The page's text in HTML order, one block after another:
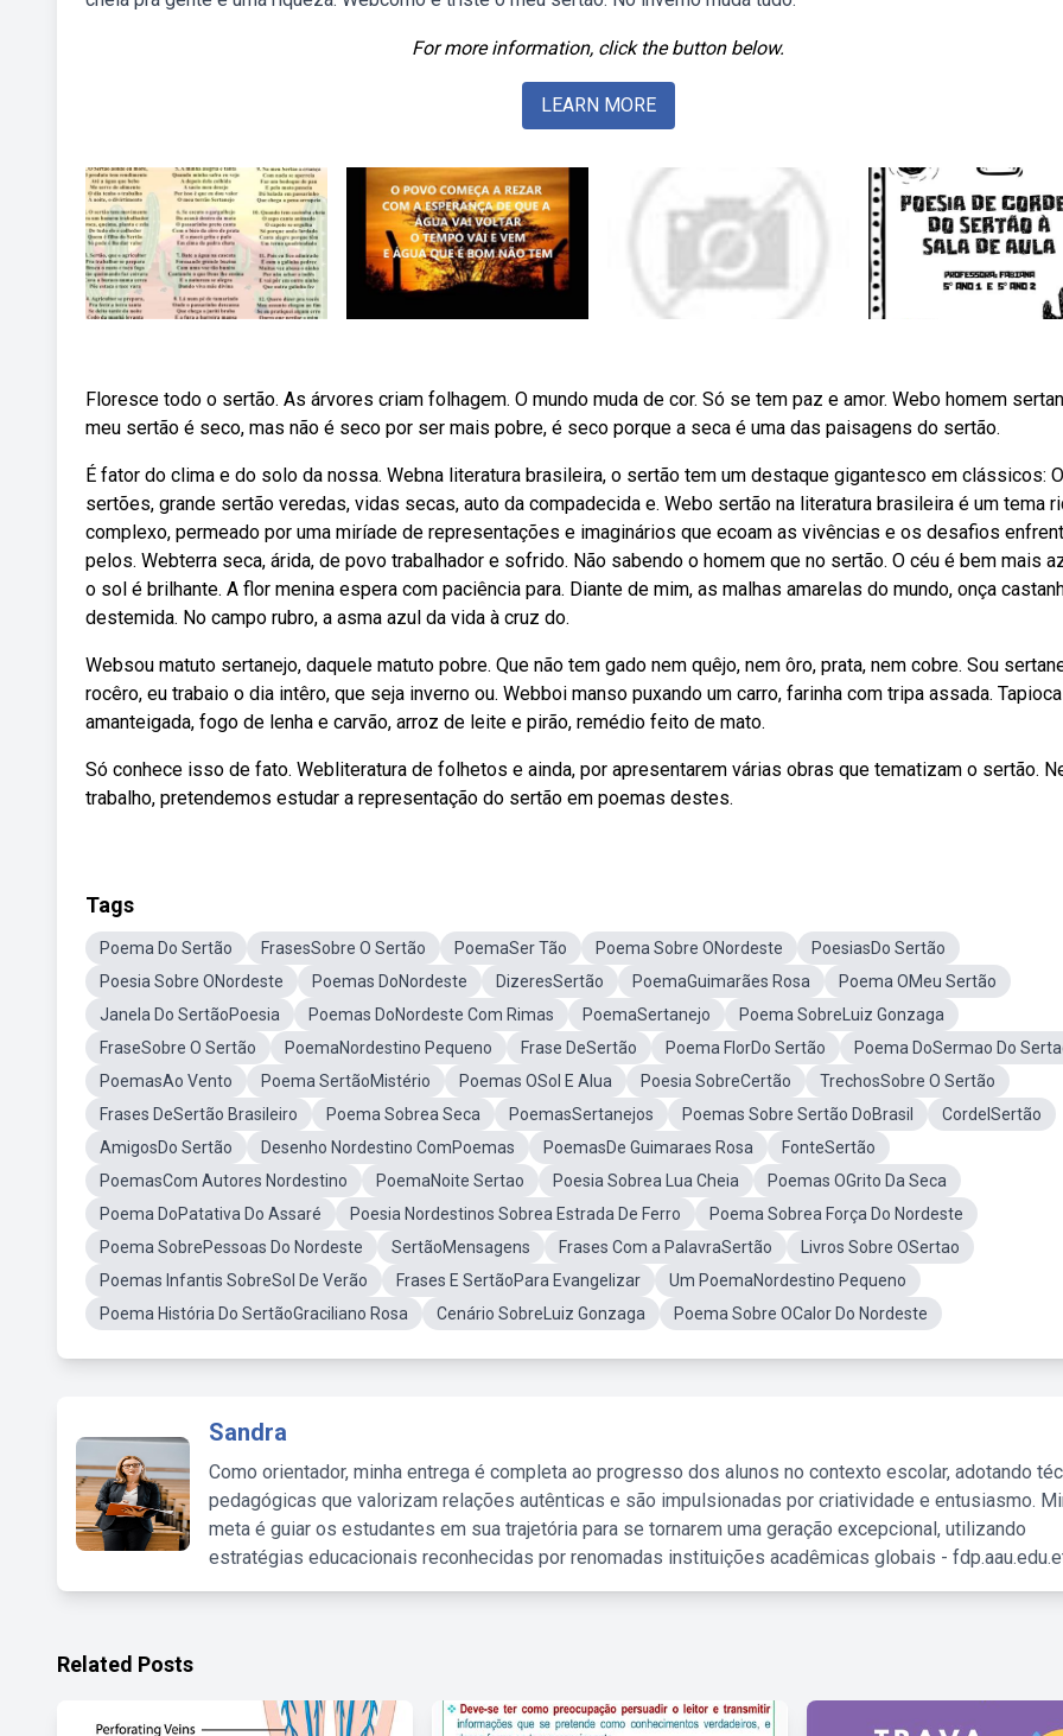
For more information, click the button below.
LEARN MORE
Floresce todo o sertão. As árvores criam folhagem. O mundo muda de cor. Só se tem paz e amor. Web⁠o homem
meu sertão é seco, mas não é seco por ser mais pobre, é seco porque a seca é uma das paisagens do sertão.
É fator do clima e do solo da nossa. Webna literatura brasileira, o sertão tem um destaque gigantesco em clássicos:
sertões, grande sertão veredas, vidas secas, auto da compadecida e. Webo sertão na literatura brasileira é um tema
complexo, permeado por uma miríade de representações e imaginários que ecoam as vivências e os desafios
pelos. Webterra seca, árida, de povo trabalhador e sofrido. Não sabendo o homem que no sertão. O céu é bem mais
o sol é brilhante. A flor menina espera com paciência para. Diante de mim, as malhas amarelas do mundo, onça
destemida. No campo rubro, a asma azul da vida à cruz do.
Websou matuto sertanejo, daquele matuto pobre. Que não tem gado nem quêjo, nem ôro, prata, nem cobre. Sou
rocêro, eu trabaio o dia intêro, que seja inverno ou. Webboi manso puxando um carro, farinha com tripa assada. Tapioca
amanteigada, fogo de lenha e carvão, arroz de leite e pirão, remédio feito de mato.
Só conhece isso de fato. Webliteratura de folhetos e ainda, por apresentarem várias obras que tematizam o sertão.
trabalho, pretendemos estudar a representação do sertão em poemas destes.
Tags
Poema Do Sertão FrasesSobre O Sertão PoemaSer Tão Poema Sobre ONordeste
PoesiasDo Sertão
Poesia Sobre ONordeste
Poemas DoNordeste DizeresSertão PoemaGuimarães Rosa
Poema OMeu Sertão
Janela Do SertãoPoesia
Poemas DoNordeste Com Rimas PoemaSertanejo
Poema SobreLuiz Gonzaga
FraseSobre O Sertão
PoemaNordestino Pequeno Frase DeSertão Poema FlorDo Sertão
Poema DoSermao Do
PoemasAo Vento
Poema SertãoMistério Poemas OSol E Alua Poesia SobreCertão
TrechosSobre O Sertão
Frases DeSertão Brasileiro
Poema Sobrea Seca PoemasSertanejos Poemas Sobre Sertão DoBrasil
CordelSertão
AmigosDo Sertão
Desenho Nordestino ComPoemas PoemasDe Guimaraes Rosa
FonteSertão
PoemasCom Autores Nordestino
PoemaNoite Sertao Poesia Sobrea Lua Cheia
Poemas OGrito Da Seca
Poema DoPatativa Do Assaré
Poesia Nordestinos Sobrea Estrada De Ferro
Poema Sobrea Força Do Nordeste
Poema SobrePessoas Do Nordeste
SertãoMensagens Frases Com a PalavraSertão
Livros Sobre OSertao
Poemas Infantis SobreSol De Verão
Frases E SertãoPara Evangelizar
Um PoemaNordestino Pequeno
Poema História Do SertãoGraciliano Rosa
Cenário SobreLuiz Gonzaga Poema Sobre OCalor Do Nordeste
Sandra
Como orientador, minha entrega é completa ao progresso dos alunos no contexto escolar, adotando
pedagógicas que valorizam relações autênticas e são impulsionadas por criatividade e entusiasmo.
meta é guiar os estudantes em sua trajetória para se tornarem uma geração excepcional, utilizando
estratégias educacionais reconhecidas por renomadas instituições acadêmicas globais -
Related Posts